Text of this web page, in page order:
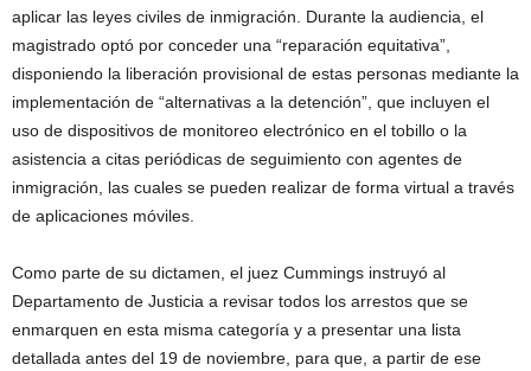
aplicar las leyes civiles de inmigración. Durante la audiencia, el
magistrado optó por conceder una “reparación equitativa”,
disponiendo la liberación provisional de estas personas mediante la
implementación de “alternativas a la detención”, que incluyen el
uso de dispositivos de monitoreo electrónico en el tobillo o la
asistencia a citas periódicas de seguimiento con agentes de
inmigración, las cuales se pueden realizar de forma virtual a través
de aplicaciones móviles.
Como parte de su dictamen, el juez Cummings instruyó al
Departamento de Justicia a revisar todos los arrestos que se
enmarquen en esta misma categoría y a presentar una lista
detallada antes del 19 de noviembre, para que, a partir de ese